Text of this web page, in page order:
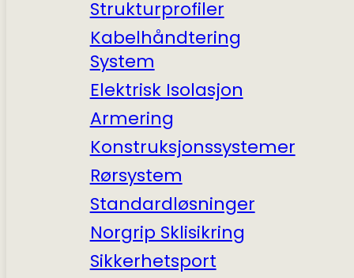
Struktur­profiler
Kabel­håndtering
System
Elektrisk Isolasjon
Armering
Konstruksjonssystemer
Rørsystem
Standardløsninger
Norgrip Sklisikring
Sikkerhets­port